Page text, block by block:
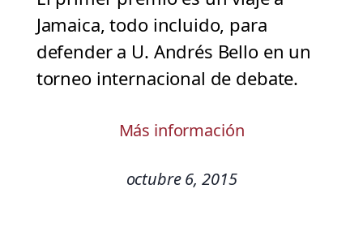
Jamaica, todo incluido, para
defender a U. Andrés Bello en un
torneo internacional de debate.
Más información
octubre 6, 2015